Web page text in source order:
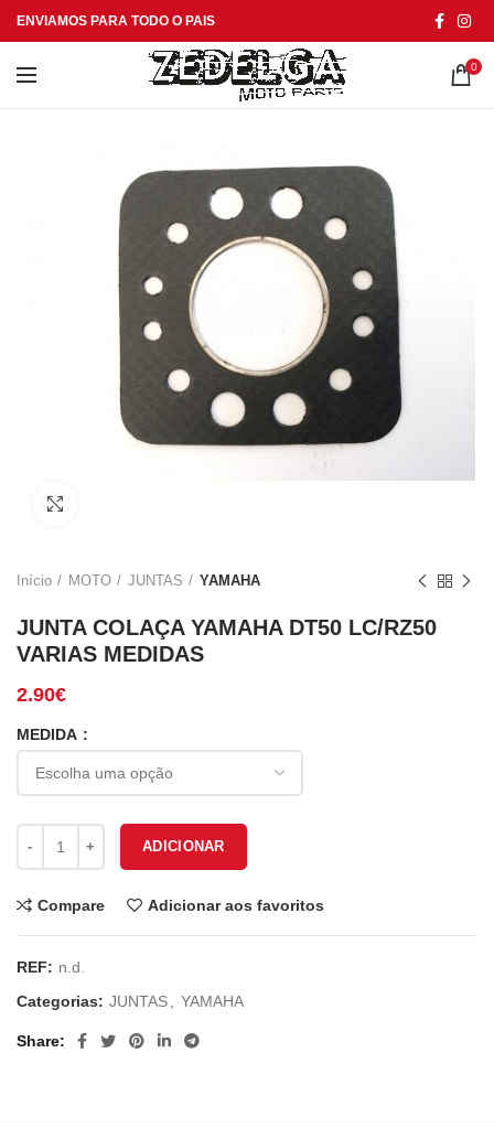
ENVIAMOS PARA TODO O PAIS
0
Início MOTO JUNTAS YAMAHA
JUNTA COLAÇA YAMAHA DT50 LC/RZ50
VARIAS MEDIDAS
2.90€
MEDIDA
ADICIONAR
Compare Adicionar aos favoritos
REF: n.d.
Categorias: JUNTAS YAMAHA
Share